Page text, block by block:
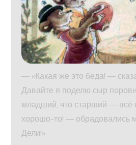
— «Какая же это беда! —
Давайте я поделю сыр
младший, что старший — всё
хорошо-то! — обрадовались
Дели!»